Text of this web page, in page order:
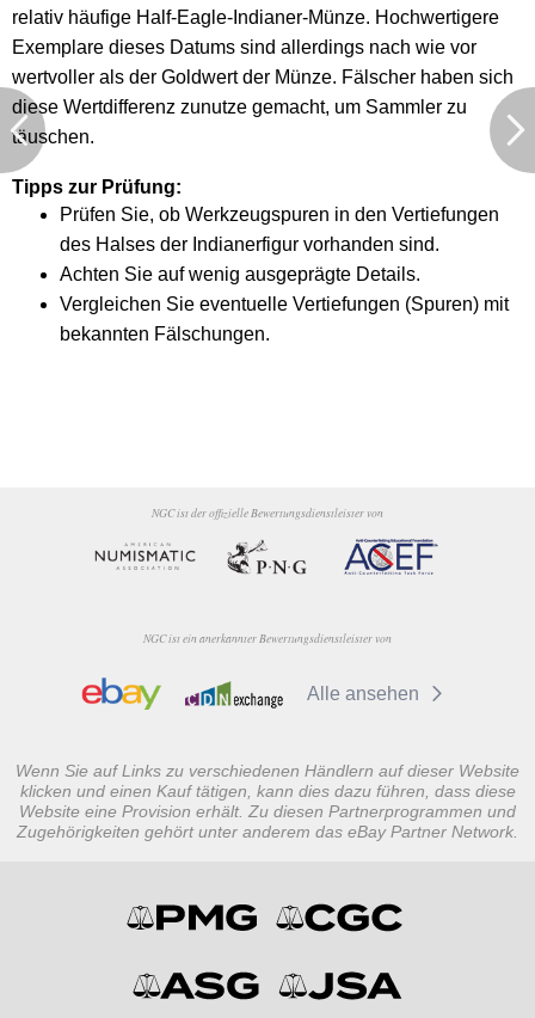
relativ häufige Half-Eagle-Indianer-Münze. Hochwertigere
Exemplare dieses Datums sind allerdings nach wie vor
wertvoller als der Goldwert der Münze. Fälscher haben sich
diese Wertdifferenz zunutze gemacht, um Sammler zu
täuschen.
Tipps zur Prüfung:
Prüfen Sie, ob Werkzeugspuren in den Vertiefungen
des Halses der Indianerfigur vorhanden sind.
Achten Sie auf wenig ausgeprägte Details.
Vergleichen Sie eventuelle Vertiefungen (Spuren) mit
bekannten Fälschungen.
NGC ist der offizielle Bewertungsdienstleister von
NGC ist ein anerkannter Bewertungsdienstleister von
Alle ansehen
Wenn Sie auf Links zu verschiedenen Händlern auf dieser Website
klicken und einen Kauf tätigen, kann dies dazu führen, dass diese
Website eine Provision erhält. Zu diesen Partnerprogrammen und
Zugehörigkeiten gehört unter anderem das eBay Partner Network.